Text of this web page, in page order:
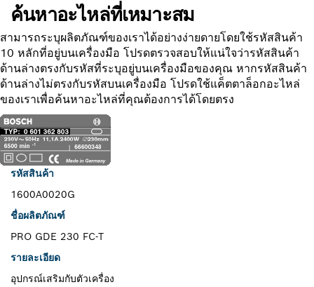
ค้นหาอะไหล่ที่เหมาะสม
สามารถระบุผลิตภัณฑ์ของเราได้อย่างง่ายดายโดยใช้รหัสสินค้า
10 หลักที่อยู่บนเครื่องมือ โปรดตรวจสอบให้แน่ใจว่ารหัสสินค้า
ด้านล่างตรงกับรหัสที่ระบุอยู่บนเครื่องมือของคุณ หากรหัสสินค้า
ด้านล่างไม่ตรงกับรหัสบนเครื่องมือ โปรดใช้แค็ตตาล็อกอะไหล่
ของเราเพื่อค้นหาอะไหล่ที่คุณต้องการได้โดยตรง
รหัสสินค้า
1600A0020G
ชื่อผลิตภัณฑ์
PRO GDE 230 FC-T
รายละเอียด
อุปกรณ์เสริมกับตัวเครื่อง